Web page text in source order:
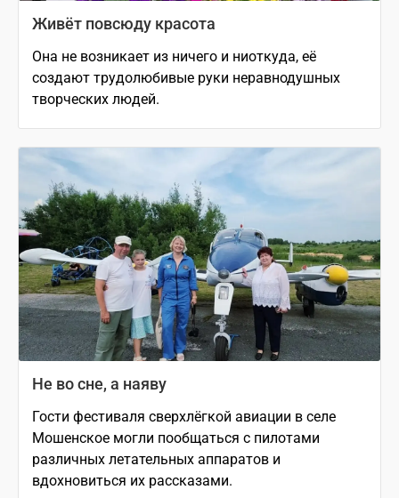
Живёт повсюду красота
Она не возникает из ничего и ниоткуда, её
создают трудолюбивые руки неравнодушных
творческих людей.
Не во сне, а наяву
Гости фестиваля сверхлёгкой авиации в селе
Мошенское могли пообщаться с пилотами
различных летательных аппаратов и
вдохновиться их рассказами.